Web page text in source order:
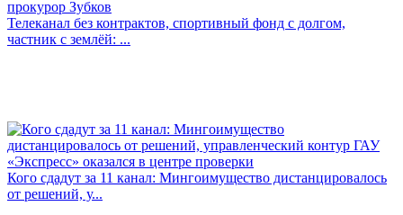
Телеканал без контрактов, спортивный фонд с долгом,
частник с землёй: ...
Кого сдадут за 11 канал: Мингоимущество дистанцировалось
от решений, у...